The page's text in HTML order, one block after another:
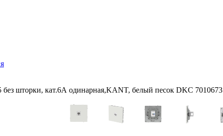
без шторки, кат.6А одинарная,KANT, белый песок DKC 7010673